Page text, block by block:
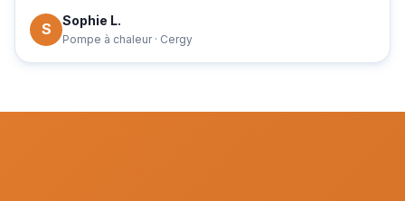
S Sophie L.
Pompe à chaleur · Cergy